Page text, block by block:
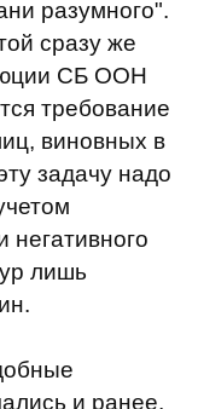
разумного".
сразу же
СБ ООН
требование
виновных в
задачу надо
негативного
лишь
и ранее,